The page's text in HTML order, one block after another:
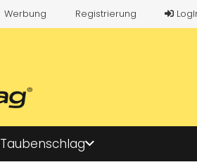
Werbung Registrierung
Taubenschlag